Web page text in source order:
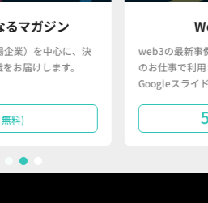
Web3事例データベース
の最新事例を日本語で分かりやすく、かつ、皆
事で利用しやすい形（Googleスプレッドシー
スライド）で提供するサービスです。